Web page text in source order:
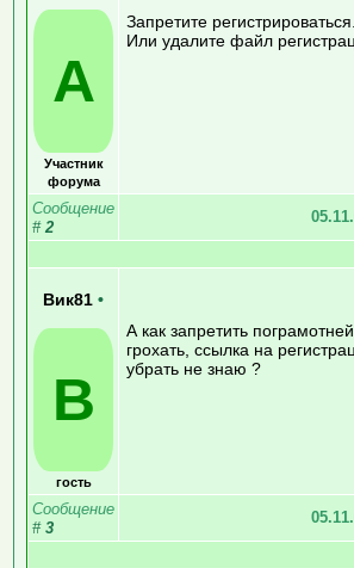
A
Участник
форума
Запретите регистрироваться.
Или удалите файл
Сообщение
# 2
Вик81 •
В
гость
А как запретить
грохать, ссылка на
убрать не знаю ?
Сообщение
# 3